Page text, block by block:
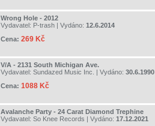
Wrong Hole - 2012
Vydavatel: P-trash | Vydáno: 12.6.2014
Cena: 269 Kč
V/A - 2131 South Michigan Ave.
Vydavatel: Sundazed Music Inc. | Vydáno: 30.6.1990
Cena: 1088 Kč
Avalanche Party - 24 Carat Diamond Trephine
Vydavatel: So Knee Records | Vydáno: 17.12.2021